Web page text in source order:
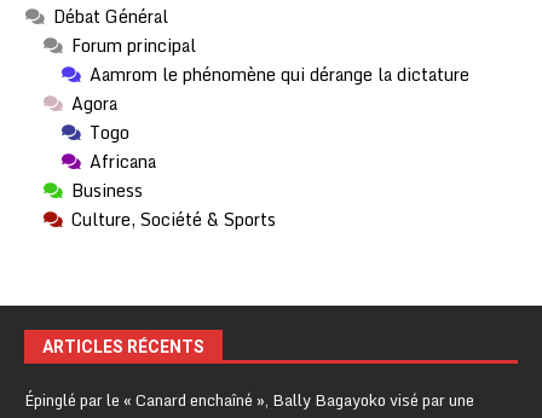
Débat Général
Forum principal
Aamrom le phénomène qui dérange la dictature
Agora
Togo
Africana
Business
Culture, Société & Sports
ARTICLES RÉCENTS
Épinglé par le « Canard enchaîné », Bally Bagayoko visé par une